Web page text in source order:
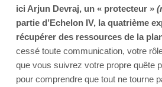
ici Arjun Devraj, un « protecteur »
partie d’Echelon IV, la quatrième
récupérer des ressources de la
cessé toute communication, votre
que vous suivrez votre propre quête
pour comprendre que tout ne tourne